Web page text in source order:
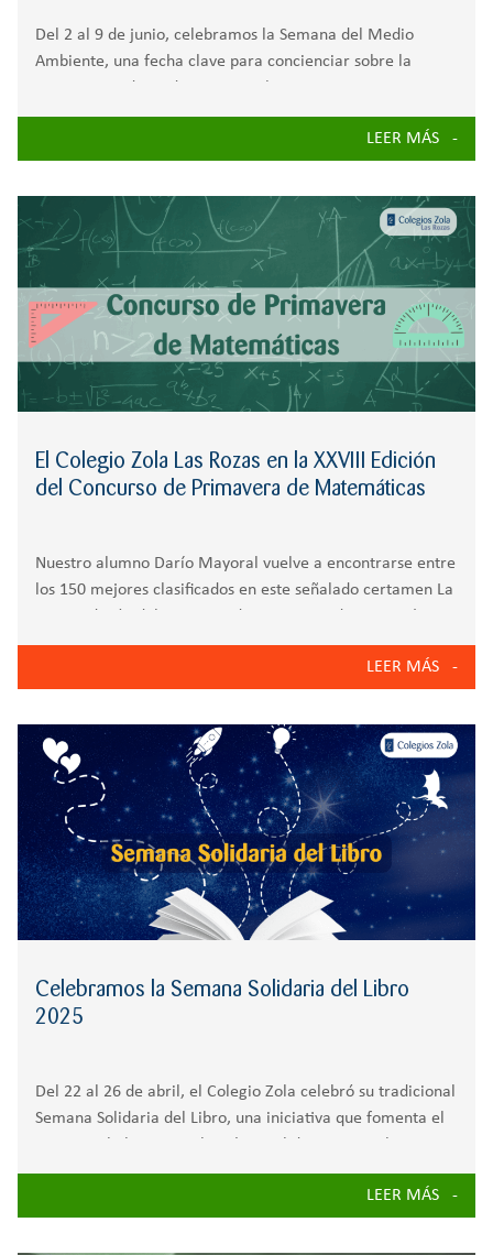
Del 2 al 9 de junio, celebramos la Semana del Medio
Ambiente, una fecha clave para concienciar sobre la
futuro verde y sostenible. Esta semana gira en torno al Día
Mundial del Medio Ambiente, que se celebra oficialmente
LEER MÁS
El Colegio Zola Las Rozas en la XXVIII Edición
del Concurso de Primavera de Matemáticas
Nuestro alumno Darío Mayoral vuelve a encontrarse entre
los 150 mejores clasificados en este señalado certamen La
ha vuelto a demostrar el entusiasmo y el talento
LEER MÁS
Celebramos la Semana Solidaria del Libro
2025
Del 22 al 26 de abril, el Colegio Zola celebró su tradicional
Semana Solidaria del Libro, una iniciativa que fomenta el
familias y toda la comunidad educativa, a través de
LEER MÁS